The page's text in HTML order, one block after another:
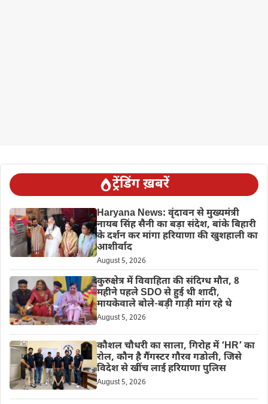
ट्रेंडिंग ख़बरें
Haryana News: वृंदावन से मुख्यमंत्री
नायब सिंह सैनी का बड़ा संदेश, बांके बिहारी
के दर्शन कर मांगा हरियाणा की खुशहाली का
आशीर्वाद
August 5, 2026
कुरुक्षेत्र में विवाहिता की संदिग्ध मौत, 8
महीने पहले SDO से हुई थी शादी,
मायकेवाले बोले-बड़ी गाड़ी मांग रहे थे
August 5, 2026
कौशल चौधरी का साला, गिरोह में ‘HR’ का
रोल, कौन है गैंगस्टर गौरव गडोली, जिसे
विदेश से खींच लाई हरियाणा पुलिस
August 5, 2026